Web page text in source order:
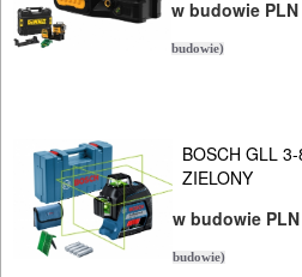
HYDRAULICZNE
NARZĘDZIA
INSTALACYJNE,
PALNIKI
w budowie
budowie)
BOSCH GLL
ZIELONY
w budowie
budowie)